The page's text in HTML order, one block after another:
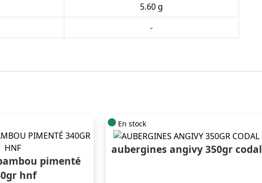
5.60 g
-
pimenté
hnf
En stock
aubergines angivy 350gr codal